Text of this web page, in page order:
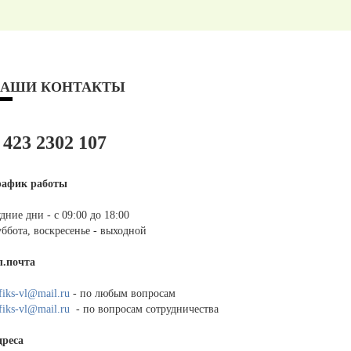
КОНТАКТЫ
2302 107
работы
дни - с 09:00 до 18:00
воскресенье - выходной
vl@mail.ru - по любым вопросам
vl@mail.ru - по вопросам сотрудничества